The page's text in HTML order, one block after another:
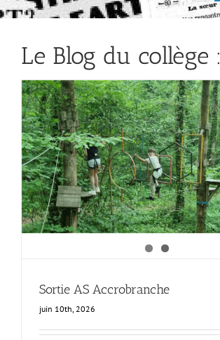
Le Blog du collège :
Sortie AS Accrobranche
juin 10th, 2026